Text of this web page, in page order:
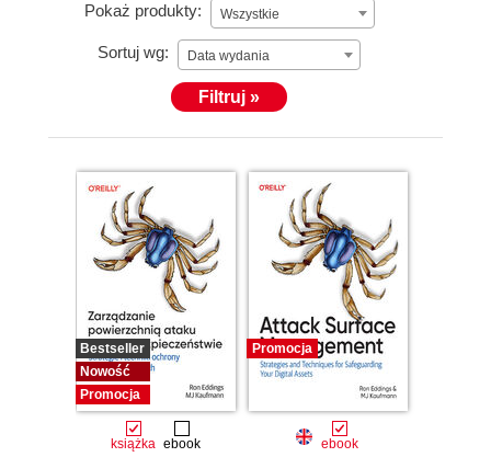
Pokaż produkty: Wszystkie
Sortuj wg: Data wydania
Filtruj »
Bestseller
Nowość
Promocja
książka ebook
Promocja
ebook